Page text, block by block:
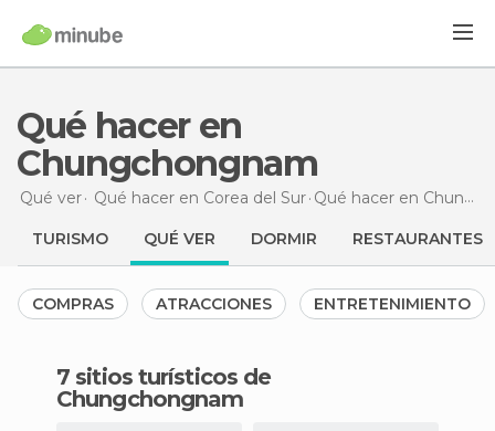
Qué hacer en
Chungchongnam
Qué ver Qué hacer en Corea del Sur Qué hacer en Chungchongnam
TURISMO QUÉ VER DORMIR RESTAURANTES
COMPRAS ATRACCIONES ENTRETENIMIENTO
7 sitios turísticos de
Chungchongnam